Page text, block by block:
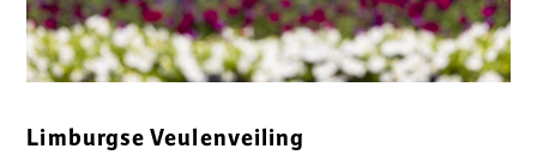
Limburgse Veulenveiling